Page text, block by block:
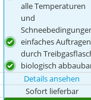
alle Temperaturen
und
einfaches Auftragen
durch
biologisch
Details ansehen
Sofort lieferbar